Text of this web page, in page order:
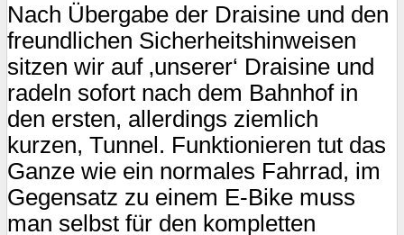
Nach Übergabe der Draisine und den
freundlichen Sicherheitshinweisen
sitzen wir auf ‚unserer‘ Draisine und
radeln sofort nach dem Bahnhof in
den ersten, allerdings ziemlich
kurzen, Tunnel. Funktionieren tut das
Ganze wie ein normales Fahrrad, im
Gegensatz zu einem E-Bike muss
man selbst für den kompletten